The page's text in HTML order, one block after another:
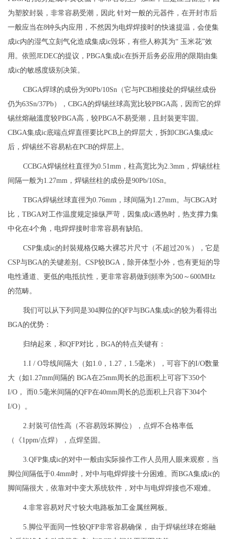
为塑胶封裝，非常容易受潮，因此 针对一般的元器件，在开封市后
一般应当在8钟头内应用，不然因为电焊焊接时的快速提温，会使集
成ic内的湿气立刻气化造成集成ic毁坏，有些人称其为“ 玉米花”效
用。依照JEDEC的提议，PBGA集成ic在拆开后务必应用的限期由集
成ic的敏感度级别决策。
CBGA焊球的成份为90Pb/10Sn（它与PCB相接处的焊锡丝成份
仍为63Sn/37Pb），CBGA的焊锡丝球高宽比较PBGA高，因而它的焊
锡丝熔融溫度较PBGA高，较PBGA不易受潮，且封裝更牢固。
CBGA集成ic底端点焊直徑要比PCB上的焊层大，拆卸CBGA集成ic
后，焊锡丝不容易粘在PCB的焊层上。
CCBGA焊锡丝柱直徑为0.51mm，柱高宽比为2.3mm，焊锡丝柱
间隔一般为1.27mm，焊锡丝柱的成份是90Pb/10Sn。
TBGA焊锡丝球直徑为0.76mm，球间隔为1.27mm。与CBGA对
比，TBGA对工作温度规定操纵严苛，因集成ic遇热时，热支撑力集
中化在4个角，电焊焊接时非常容易有缺陷。
CSP集成ic的封裝规格仅略大裸芯片尺寸（不超过20％），它是
CSP与BGA的关键差别。CSP较BGA，除开体型小外，也有更短的导
电性通道、更低的电抵抗性，更非常容易做到頻率为500～600MHz
的范畴。
我们可以从下列同是304脚位的QFP与BGA集成ic的较为看得出
BGA的优势：
归纳起來，和QFP对比，BGA的特点关键有：
1.I / O导线间隔大（如1.0，1.27，1.5毫米），可容下的I/O数量
大（如1.27mm间隔的 BGA在25mm周长的总面积上可容下350个
I/O， 而0.5毫米间隔的QFP在40mm周长的总面积上只容下304个
I/O）。
2.封裝可信性高（不容易毁坏脚位），点焊不合格率低
（《1ppm/点焊），点焊坚固。
3.QFP集成ic的对中一般由实际操作工作人员用人眼来观察，当
脚位间隔低于0.4mm时，对中与电焊焊接十分困难。而BGA集成ic的
脚间隔很大，依靠对中变大系统软件，对中与电焊焊接也不艰难。
4.非常容易对尺寸较大电路板加工金属丝网板。
5.脚位平面同一性较QFP非常容易确保， 由于焊锡丝球在熔融